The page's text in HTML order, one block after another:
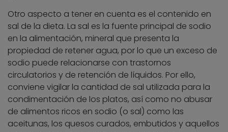
Otro aspecto a tener en cuenta es el contenido en
sal de la dieta. La sal es la fuente principal de sodio
en la alimentación, mineral que presenta la
propiedad de retener agua, por lo que un exceso de
sodio puede relacionarse con trastornos
circulatorios y de retención de líquidos. Por ello,
conviene vigilar la cantidad de sal utilizada para la
condimentación de los platos, así como no abusar
de alimentos ricos en sodio (o sal) como las
aceitunas, los quesos curados, embutidos y aquellos